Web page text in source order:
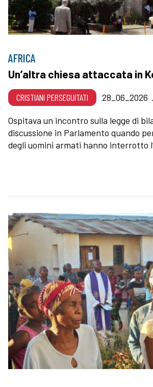
AFRICA
Un’altra chiesa attaccata in
CRISTIANI PERSEGUITATI 28_06_2026
Ospitava un incontro sulla legge di
discussione in Parlamento quando
degli uomini armati hanno interrotto